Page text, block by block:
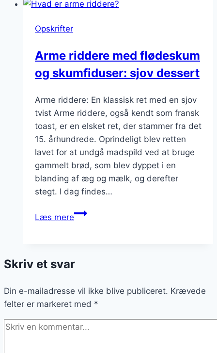
sirup:
Opskrifter
Arme riddere med flødeskum
og skumfiduser: sjov dessert
Arme riddere: En klassisk ret med en sjov
tvist Arme riddere, også kendt som fransk
toast, er en elsket ret, der stammer fra det
15. århundrede. Oprindeligt blev retten
lavet for at undgå madspild ved at bruge
gammelt brød, som blev dyppet i en
blanding af æg og mælk, og derefter
stegt. I dag findes…
Læs mereArme
og
sjov
dessert
Skriv et svar
Din e-mailadresse vil ikke blive publiceret. Krævede
felter er markeret med *